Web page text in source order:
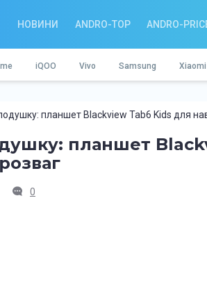
НОВИНИ ANDRO-TOP ANDRO-
iQOO Vivo Samsung Xiaomi
планшет Blackview Tab6 Kids для
планшет
0